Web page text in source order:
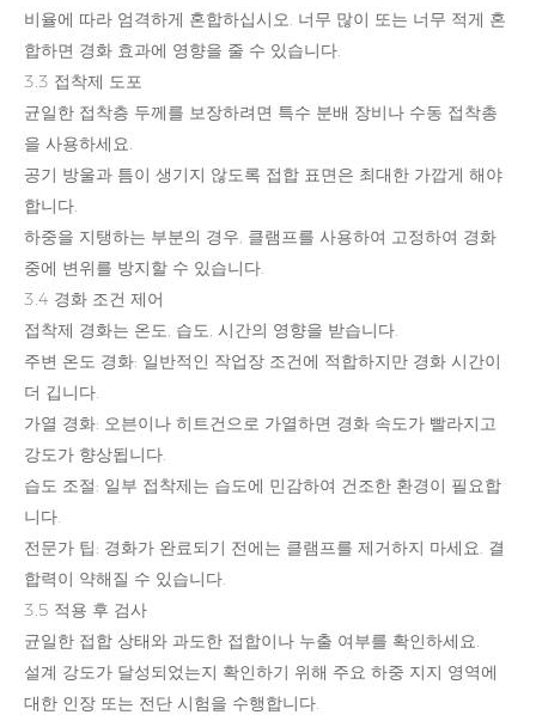
비율에 따라 엄격하게 혼합하십시오. 너무 많이 또는 너무 적게 혼
합하면 경화 효과에 영향을 줄 수 있습니다.
3.3 접착제 도포
균일한 접착층 두께를 보장하려면 특수 분배 장비나 수동 접착총
을 사용하세요.
공기 방울과 틈이 생기지 않도록 접합 표면은 최대한 가깝게 해야
합니다.
하중을 지탱하는 부분의 경우, 클램프를 사용하여 고정하여 경화
중에 변위를 방지할 수 있습니다.
3.4 경화 조건 제어
접착제 경화는 온도, 습도, 시간의 영향을 받습니다.
주변 온도 경화: 일반적인 작업장 조건에 적합하지만 경화 시간이
더 깁니다.
가열 경화: 오븐이나 히트건으로 가열하면 경화 속도가 빨라지고
강도가 향상됩니다.
습도 조절: 일부 접착제는 습도에 민감하여 건조한 환경이 필요합
니다.
전문가 팁: 경화가 완료되기 전에는 클램프를 제거하지 마세요. 결
합력이 약해질 수 있습니다.
3.5 적용 후 검사
균일한 접합 상태와 과도한 접합이나 누출 여부를 확인하세요.
설계 강도가 달성되었는지 확인하기 위해 주요 하중 지지 영역에
대한 인장 또는 전단 시험을 수행합니다.